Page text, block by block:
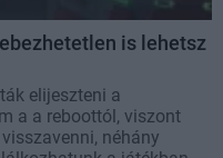
is lehetsz
elijeszteni a
a a reboottól, viszont
néhány